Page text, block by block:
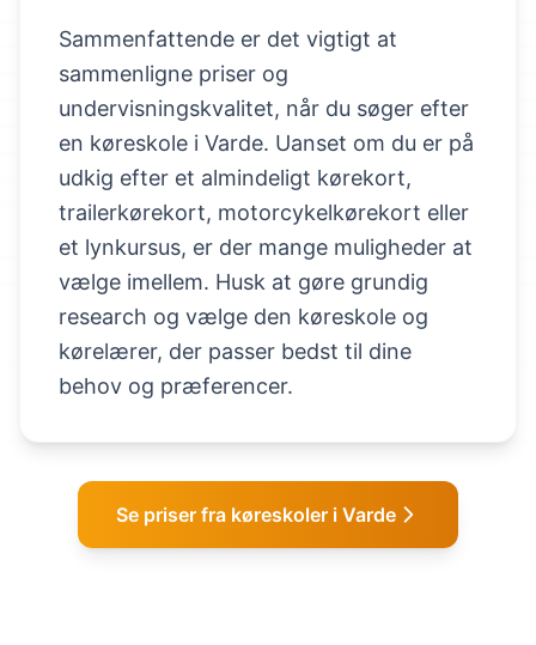
Sammenfattende er det vigtigt at
sammenligne priser og
undervisningskvalitet, når du søger efter
en køreskole i Varde. Uanset om du er på
udkig efter et almindeligt kørekort,
trailerkørekort, motorcykelkørekort eller
et lynkursus, er der mange muligheder at
vælge imellem. Husk at gøre grundig
research og vælge den køreskole og
kørelærer, der passer bedst til dine
behov og præferencer.
Se priser fra køreskoler i Varde